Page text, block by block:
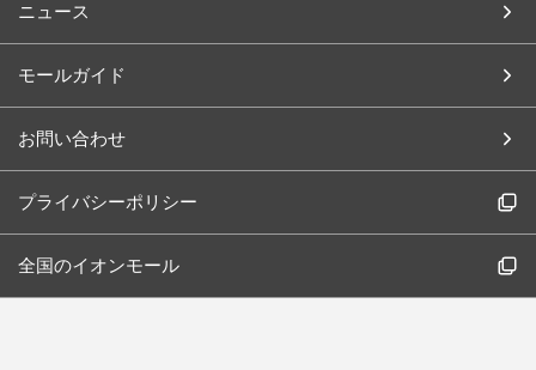
ニュース
モールガイド
お問い合わせ
プライバシーポリシー
全国のイオンモール